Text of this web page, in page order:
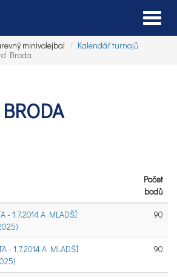
minivolejbal
Kalendář turnajů
Broda
Počet
bodů
- 1.7.2014 A MLADŠÍ
90
- 1.7.2014 A MLADŠÍ
90